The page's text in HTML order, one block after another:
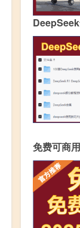
免费可商